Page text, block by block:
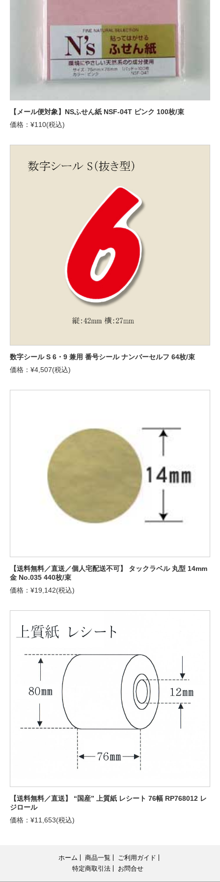
【メール便対象】NSふせん紙 NSF-04T ピンク 100枚/束
価格：¥110(税込)
数字シール S 6・9 兼用 番号シール ナンバーセルフ 64枚/束
価格：¥4,507(税込)
【送料無料／直送／個人宅配送不可】 タックラベル 丸型 14mm
金 No.035 440枚/束
価格：¥19,142(税込)
【送料無料／直送】 “国産” 上質紙 レシート 76幅 RP768012 レ
ジロール
価格：¥11,653(税込)
ホーム 商品一覧
ご利用ガイド
特定商取引法
お問合せ